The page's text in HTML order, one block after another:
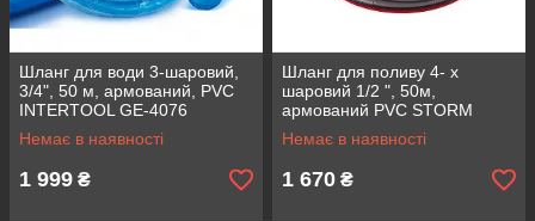
Шланг для води 3-шаровий,
3/4", 50 м, армований, PVC
INTERTOOL GE-4076
Немає в наявності
1 999 ₴
Шланг для поливу 4- х
шаровий 1/2 ", 50м,
армований PVC STORM
INTERTOOL GE-4155
Немає в наявності
1 670 ₴